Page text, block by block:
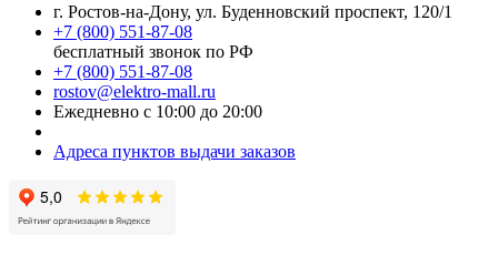
г. Ростов-на-Дону, ул. Буденновский проспект, 120/1
+7 (800) 551-87-08
бесплатный звонок по РФ
+7 (800) 551-87-08
rostov@elektro-mall.ru
Ежедневно с 10:00 до 20:00
Адреса пунктов выдачи заказов